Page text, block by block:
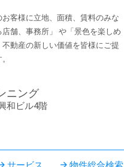
客様に⽴地、⾯積、賃料のみな
舗、事務所」 や「景⾊を楽しめ
動産の新しい価値を皆様にご提
ニング
和ビル4階